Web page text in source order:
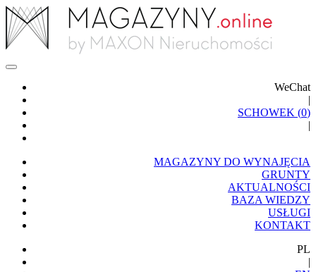
WeChat
|
SCHOWEK (0)
|
MAGAZYNY DO WYNAJĘCIA
GRUNTY
AKTUALNOŚCI
BAZA WIEDZY
USŁUGI
KONTAKT
PL
|